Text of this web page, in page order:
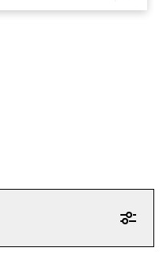
Kobo by Fnac, a
que
parler de Fnac